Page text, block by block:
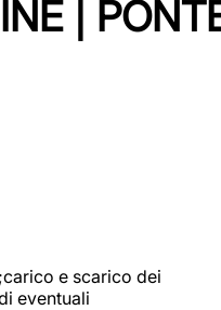
|
e scarico dei
eventuali